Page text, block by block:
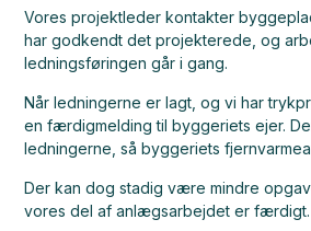
Vores projektleder kontakter
har godkendt det projekterede, og
ledningsføringen går i gang.
Når ledningerne er lagt, og vi har
en færdigmelding til byggeriets ejer.
ledningerne, så byggeriets
Der kan dog stadig være mindre
vores del af anlægsarbejdet er færdigt.